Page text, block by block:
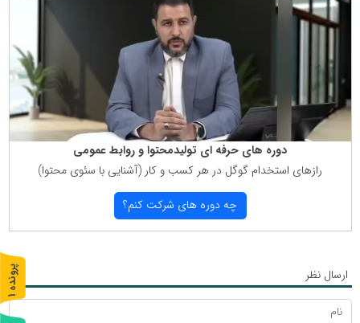
دوره های حرفه ای تولیدمحتوا و روابط عمومی
رازهای استخدام گوگل در هر كسب و كار (آشنایی با سئوی محتوا)
چه دوره های شركت كنم؟
ارسال نظر پ
ر
و
ن
د
ه
1